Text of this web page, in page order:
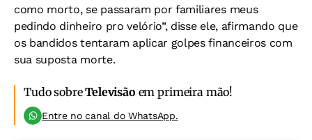
como morto, se passaram por familiares meus
pedindo dinheiro pro velório”, disse ele, afirmando que
os bandidos tentaram aplicar golpes financeiros com
sua suposta morte.
Tudo sobreTelevisão em primeira mão!
Entre no canal do WhatsApp.